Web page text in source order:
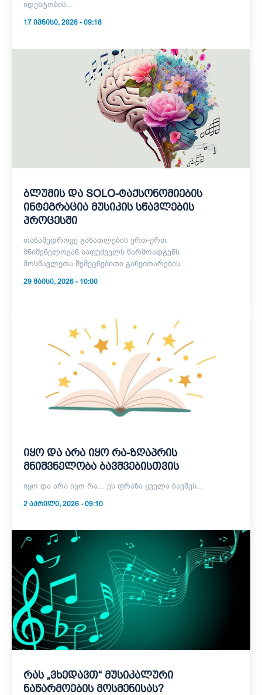
იდენტობის...
17 ᲘᲕᲜᲘᲡᲘ, 2026 - 09:18
ბლუმის და SOLO-ტაქსონომიების
ინტეგრაცია მუსიკის სწავლების
პროცესში
თანამედროვე განათლების ერთ-ერთ
მნიშვნელოვან საფუძველს წარმოადგენს
მოსწავლეთა შემეცნებითი განვითარების...
29 ᲛᲐᲘᲡᲘ, 2026 - 10:00
იყო და არა იყო რა-ზღაპრის
მნიშვნელობა ბავშვებისთვის
იყო და არა იყო რა... ეს ფრაზა ყველა ბავშვს...
2 ᲐᲞᲠᲘᲚᲘ, 2026 - 09:10
რას „ვხედავთ“ მუსიკალური
ნაწარმოების მოსმენისას?